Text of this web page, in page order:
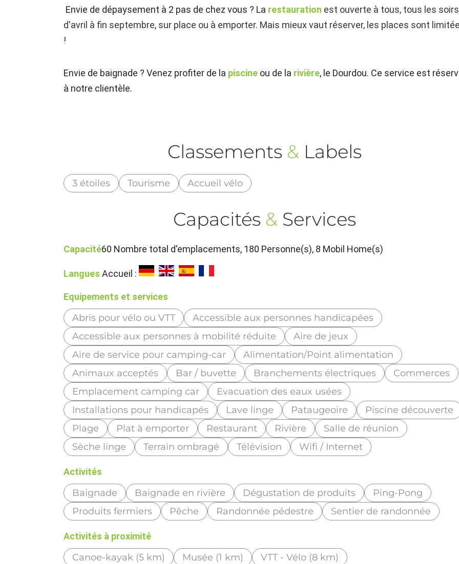
Envie de dépaysement à 2 pas de chez vous ? La restauration est ouverte à tous, tous les soirs
d'avril à fin septembre, sur place ou à emporter. Mais mieux vaut réserver, les places sont
!
Envie de baignade ? Venez profiter de la piscine ou de la rivière, le Dourdou. Ce service est
à notre clientèle.
Classements & Labels
3 étoiles Tourisme Accueil vélo
Capacités & Services
Capacité60 Nombre total d'emplacements, 180 Personne(s), 8 Mobil Home(s)
Langues Accueil :
Equipements et services
Abris pour vélo ou VTT
Accessible aux personnes handicapées
Accessible aux personnes à mobilité réduite
Aire de jeux
Aire de service pour camping-car
Alimentation/Point alimentation
Animaux acceptés
Bar / buvette Branchements électriques
Commerces
Emplacement camping car
Evacuation des eaux usées
Installations pour handicapés
Lave linge Pataugeoire
Piscine découverte
Plage
Plat à emporter Restaurant Rivière
Salle de réunion
Sèche linge
Terrain ombragé Télévision Wifi / Internet
Activités
Baignade Baignade en rivière Dégustation de produits
Ping-Pong
Produits fermiers
Pêche Randonnée pédestre Sentier de randonnée
Activités à proximité
Canoe-kayak (5 km) Musée (1 km) VTT - Vélo (8 km)